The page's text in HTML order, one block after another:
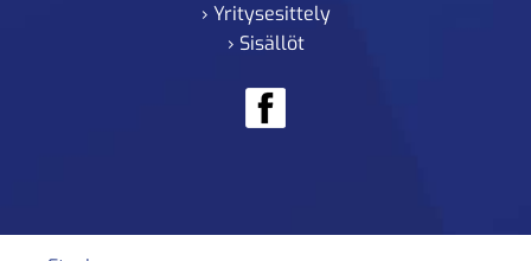
› Yritysesittely
› Sisällöt